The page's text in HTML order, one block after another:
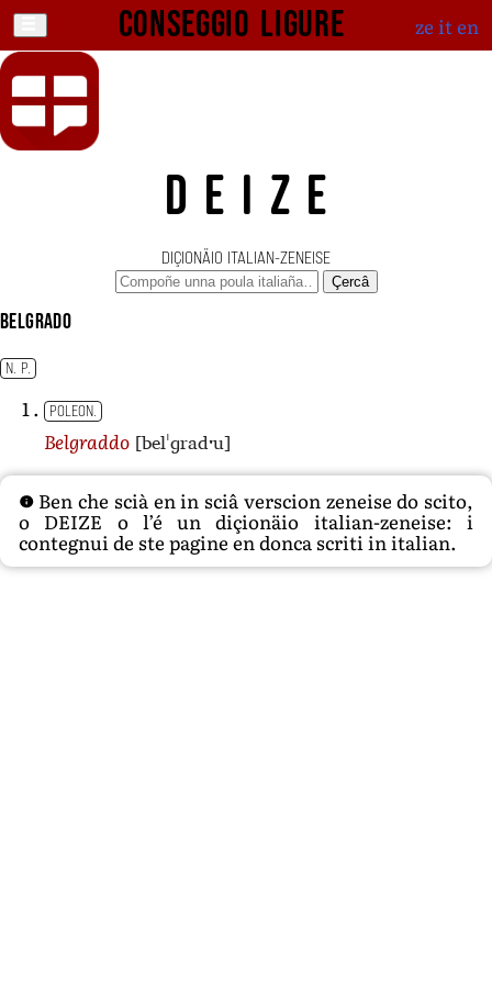
Conseggio ligure ze iten
DEIZE
DIÇIONÄIO ITALIAN-ZENEISE
Çercâ
Belgrado
N. P.
POLEON.
Belgraddo [belˈɡradˑu]
Ben che scià en in sciâ verscion zeneise do scito,
o DEIZE o l’é un diçionäio italian-zeneise: i
contegnui de ste pagine en donca scriti in italian.